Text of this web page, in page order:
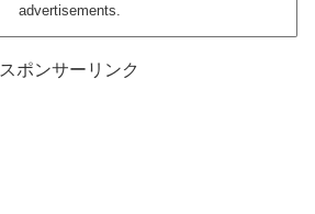
advertisements.
スポンサーリンク